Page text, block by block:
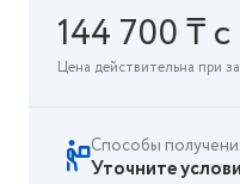
144 700 ₸
Цена действительна при
Способы
Уточните